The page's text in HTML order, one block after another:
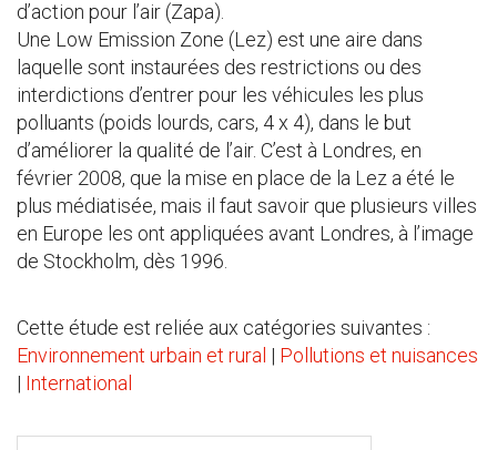
d’action pour l’air (Zapa).
Une Low Emission Zone (Lez) est une aire dans
laquelle sont instaurées des restrictions ou des
interdictions d’entrer pour les véhicules les plus
polluants (poids lourds, cars, 4 x 4), dans le but
d’améliorer la qualité de l’air. C’est à Londres, en
février 2008, que la mise en place de la Lez a été le
plus médiatisée, mais il faut savoir que plusieurs villes
en Europe les ont appliquées avant Londres, à l’image
de Stockholm, dès 1996.
Cette étude est reliée aux catégories suivantes :
Environnement urbain et rural | Pollutions et nuisances
| International